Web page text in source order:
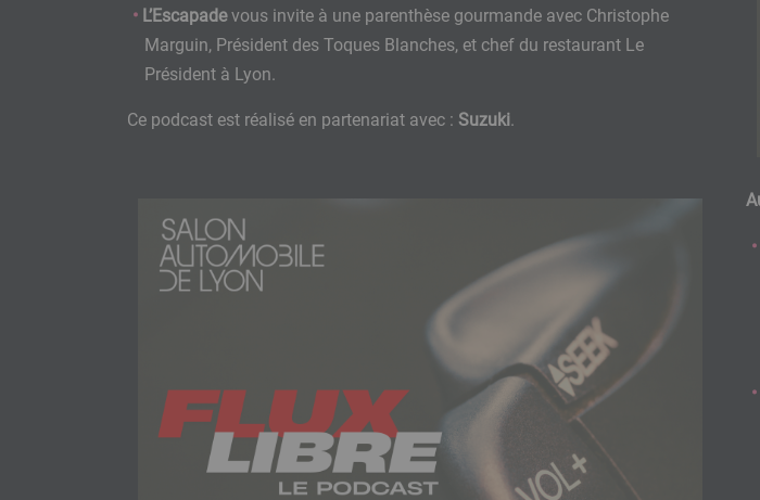
L’Escapadevous invite à une parenthèse gourmande avec Christophe
Marguin, Président des Toques Blanches, et chef du restaurant Le
Président à Lyon.
Ce podcast est réalisé en partenariat avec : Suzuki.